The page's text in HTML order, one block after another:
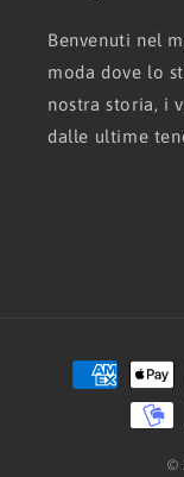
Benvenuti nel
moda dove lo
nostra storia, i
dalle ultime
©